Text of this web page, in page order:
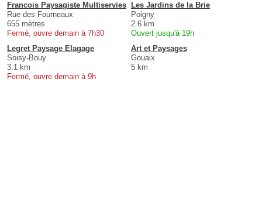
Francois Paysagiste Multiservies
Rue des Fourneaux
655 mètres
Fermé, ouvre demain à 7h30
Les Jardins de la Brie
Poigny
2.6 km
Ouvert jusqu'à 19h
Legret Paysage Elagage
Soisy-Bouy
3.1 km
Fermé, ouvre demain à 9h
Art et Paysages
Gouaix
5 km